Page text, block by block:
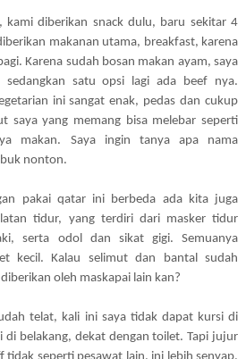
kami diberikan snack dulu, baru sekitar 4
makanan utama, breakfast, karena
Karena sudah bosan makan ayam, saya
sedangkan satu opsi lagi ada beef nya.
ini sangat enak, pedas dan cukup
saya yang memang bisa melebar seperti
makan. Saya ingin tanya apa nama
nonton.
pakai qatar ini berbeda ada kita juga
tidur, yang terdiri dari masker tidur
serta odol dan sikat gigi. Semuanya
kecil. Kalau selimut dan bantal sudah
oleh maskapai lain kan?
telat, kali ini saya tidak dapat kursi di
di belakang, dekat dengan toilet. Tapi jujur
tidak seperti pesawat lain, ini lebih senyap,